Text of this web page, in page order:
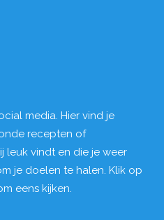
media. Hier vind je
recepten of
leuk vindt en die je weer
je doelen te halen. Klik op
eens kijken.